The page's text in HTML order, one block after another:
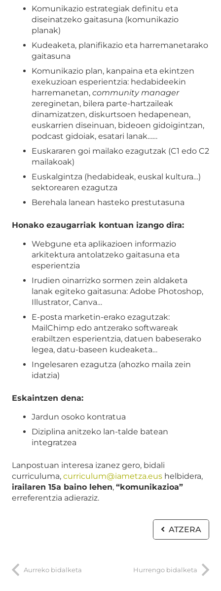
Komunikazio estrategiak definitu eta
diseinatzeko gaitasuna (komunikazio
planak)
Kudeaketa, planifikazio eta harremanetarako
gaitasuna
Komunikazio plan, kanpaina eta ekintzen
exekuzioan esperientzia: hedabideekin
harremanetan, community manager
zereginetan, bilera parte-hartzaileak
dinamizatzen, diskurtsoen hedapenean,
euskarrien diseinuan, bideoen gidoigintzan,
podcast gidoiak, esatari lanak……
Euskararen goi mailako ezagutzak (C1 edo C2
mailakoak)
Euskalgintza (hedabideak, euskal kultura…)
sektorearen ezagutza
Berehala lanean hasteko prestutasuna
Honako ezaugarriak kontuan izango dira:
Webgune eta aplikazioen informazio
arkitektura antolatzeko gaitasuna eta
esperientzia
Irudien oinarrizko sormen zein aldaketa
lanak egiteko gaitasuna: Adobe Photoshop,
Illustrator, Canva…
E-posta marketin-erako ezagutzak:
MailChimp edo antzerako softwareak
erabiltzen esperientzia, datuen babeserako
legea, datu-baseen kudeaketa…
Ingelesaren ezagutza (ahozko maila zein
idatzia)
Eskaintzen dena:
Jardun osoko kontratua
Diziplina anitzeko lan-talde batean
integratzea
Lanpostuan interesa izanez gero, bidali
curriculuma, curriculum@iametza.eus helbidera,
irailaren 15a baino lehen, “komunikazioa”
erreferentzia adieraziz.
ATZERA
Aurreko bidalketa Hurrengo bidalketa